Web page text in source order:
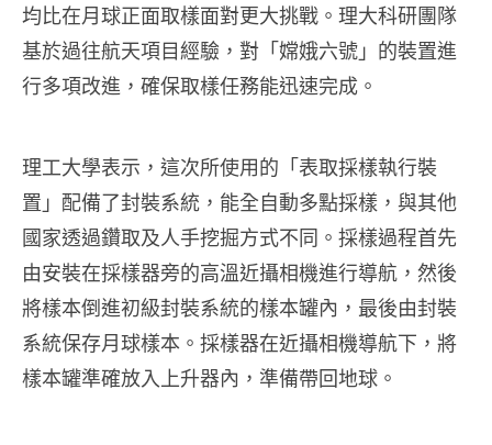
均比在月球正面取樣面對更大挑戰。理大科研團隊
基於過往航天項目經驗，對「嫦娥六號」的裝置進
行多項改進，確保取樣任務能迅速完成。
理工大學表示，這次所使用的「表取採樣執行裝
置」配備了封裝系統，能全自動多點採樣，與其他
國家透過鑽取及人手挖掘方式不同。採樣過程首先
由安裝在採樣器旁的高溫近攝相機進行導航，然後
將樣本倒進初級封裝系統的樣本罐內，最後由封裝
系統保存月球樣本。採樣器在近攝相機導航下，將
樣本罐準確放入上升器內，準備帶回地球。